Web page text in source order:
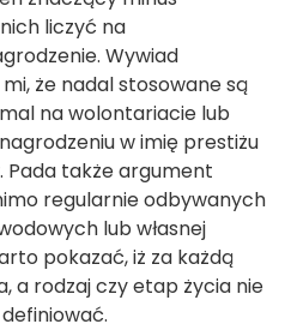
liczyć na
Wywiad
że nadal stosowane są
na wolontariacie lub
w imię prestiżu
Pada także argument
regularnie odbywanych
lub własnej
pokazać, iż za każdą
a rodzaj czy etap życia nie